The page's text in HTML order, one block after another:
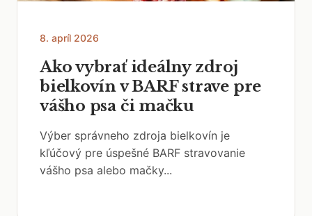
8. apríl 2026
Ako vybrať ideálny zdroj
bielkovín v BARF strave pre
vášho psa či mačku
Výber správneho zdroja bielkovín je
kľúčový pre úspešné BARF stravovanie
vášho psa alebo mačky...